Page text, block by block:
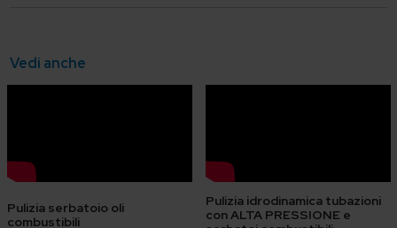
Vedi anche
Pulizia serbatoio oli
combustibili
Pulizia idrodinamica tubazioni
con ALTA PRESSIONE e